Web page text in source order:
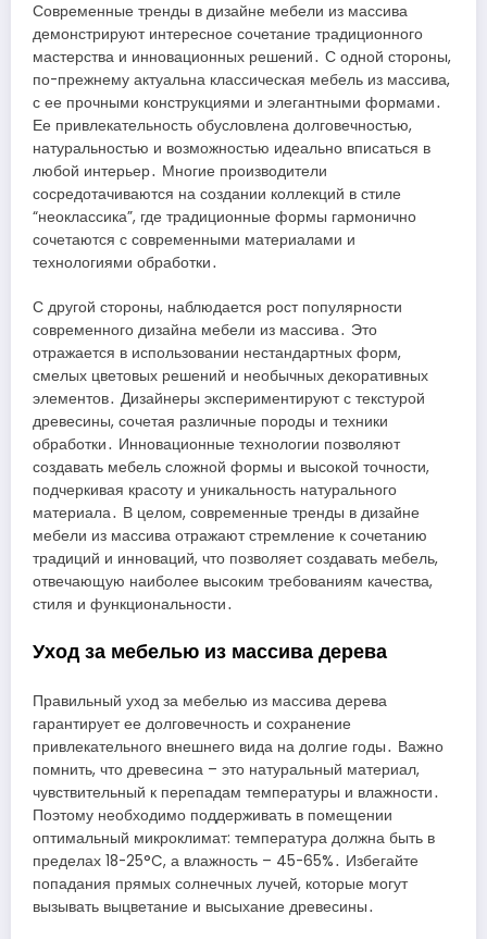
Современные тренды в дизайне мебели из массива
демонстрируют интересное сочетание традиционного
мастерства и инновационных решений․ С одной стороны,
по-прежнему актуальна классическая мебель из массива,
с ее прочными конструкциями и элегантными формами․
Ее привлекательность обусловлена долговечностью,
натуральностью и возможностью идеально вписаться в
любой интерьер․ Многие производители
сосредотачиваются на создании коллекций в стиле
“неоклассика”, где традиционные формы гармонично
сочетаются с современными материалами и
технологиями обработки․
С другой стороны, наблюдается рост популярности
современного дизайна мебели из массива․ Это
отражается в использовании нестандартных форм,
смелых цветовых решений и необычных декоративных
элементов․ Дизайнеры экспериментируют с текстурой
древесины, сочетая различные породы и техники
обработки․ Инновационные технологии позволяют
создавать мебель сложной формы и высокой точности,
подчеркивая красоту и уникальность натурального
материала․ В целом, современные тренды в дизайне
мебели из массива отражают стремление к сочетанию
традиций и инноваций, что позволяет создавать мебель,
отвечающую наиболее высоким требованиям качества,
стиля и функциональности․
Уход за мебелью из массива дерева
Правильный уход за мебелью из массива дерева
гарантирует ее долговечность и сохранение
привлекательного внешнего вида на долгие годы․ Важно
помнить, что древесина – это натуральный материал,
чувствительный к перепадам температуры и влажности․
Поэтому необходимо поддерживать в помещении
оптимальный микроклимат: температура должна быть в
пределах 18-25°C, а влажность – 45-65%․ Избегайте
попадания прямых солнечных лучей, которые могут
вызывать выцветание и высыхание древесины․